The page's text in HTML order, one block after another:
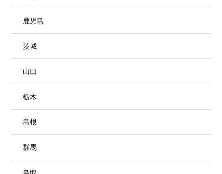
鹿児島
茨城
山口
栃木
島根
群馬